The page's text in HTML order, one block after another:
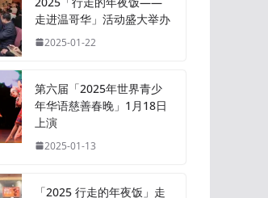
走进温哥华」活动盛大举办
2025-01-22
第六届「2025年世界青少
年华语慈善春晚」1月18日
上演
2025-01-13
「2025 行走的年夜饭」走